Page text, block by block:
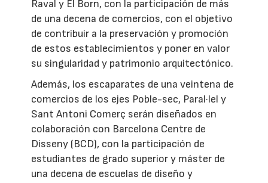
Raval y El Born, con la participación de más
de una decena de comercios, con el objetivo
de contribuir a la preservación y promoción
de estos establecimientos y poner en valor
su singularidad y patrimonio arquitectónico.
Además, los escaparates de una veintena de
comercios de los ejes Poble-sec, Paral·lel y
Sant Antoni Comerç serán diseñados en
colaboración con Barcelona Centre de
Disseny (BCD), con la participación de
estudiantes de grado superior y máster de
una decena de escuelas de diseño y